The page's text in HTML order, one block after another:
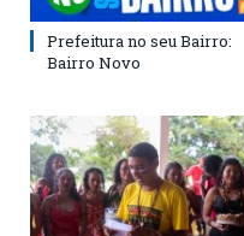
Prefeitura no seu Bairro:
Bairro Novo